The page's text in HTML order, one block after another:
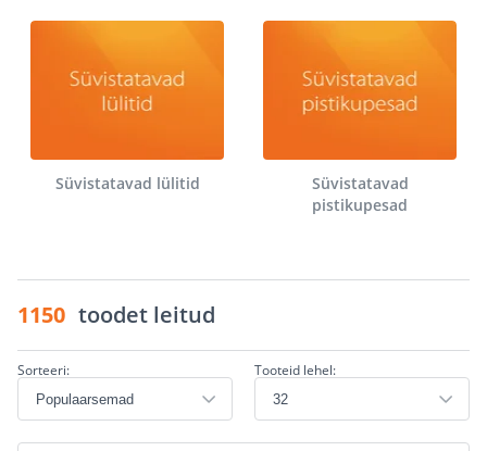
Süvistatavad lülitid
Süvistatavad
pistikupesad
1150 toodet leitud
Sorteeri: Tooteid lehel: